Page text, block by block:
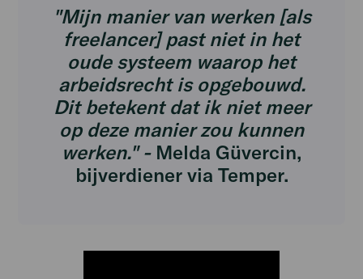
"Mijn manier van werken [als
freelancer] past niet in het
oude systeem waarop het
arbeidsrecht is opgebouwd.
Dit betekent dat ik niet meer
op deze manier zou kunnen
werken." - Melda Güvercin,
bijverdiener via Temper.